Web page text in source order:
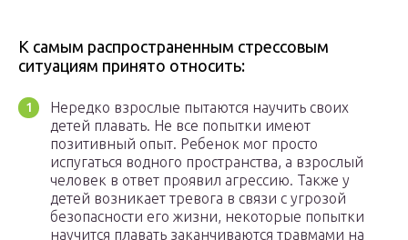
К самым распространенным стрессовым
ситуациям принято относить:
Нередко взрослые пытаются научить своих
детей плавать. Не все попытки имеют
позитивный опыт. Ребенок мог просто
испугаться водного пространства, а взрослый
человек в ответ проявил агрессию. Также у
детей возникает тревога в связи с угрозой
безопасности его жизни, некоторые попытки
научится плавать заканчиваются травмами на